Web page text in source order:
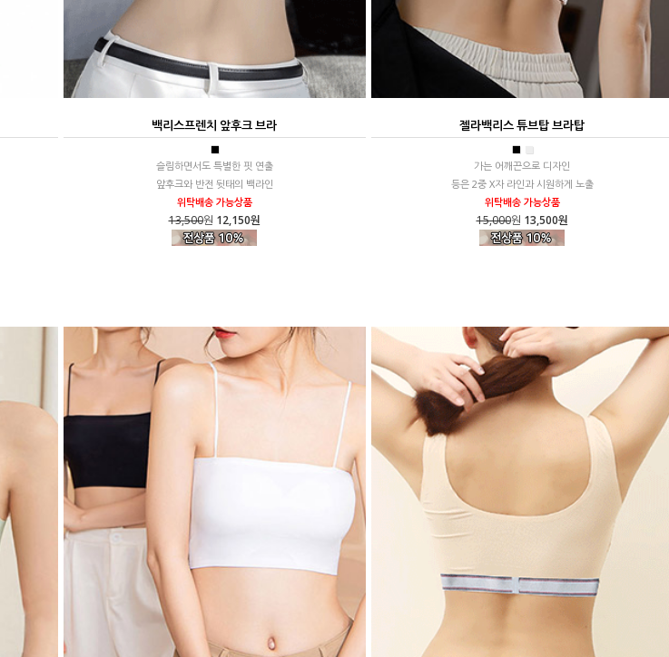
백리스프렌치 앞후크 브라
■
슬림하면서도 특별한 핏 연출
앞후크와 반전 뒷태의 백라인
위탁배송 가능상품
13,500원 12,150원
젤라백리스 튜브탑 브라탑
■ ■
가는 어깨끈으로 디자인
등은 2중 X자 라인과 시원하게 노출
위탁배송 가능상품
15,000원 13,500원